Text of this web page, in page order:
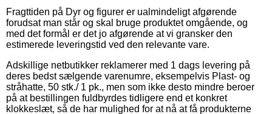
Fragttiden på Dyr og figurer er ualmindeligt afgørende
forudsat man står og skal bruge produktet omgående, og
med det formål er det jo afgørende at vi gransker den
estimerede leveringstid ved den relevante vare.
Adskillige netbutikker reklamerer med 1 dags levering på
deres bedst sælgende varenumre, eksempelvis Plast- og
stråhatte, 50 stk./ 1 pk., men som ikke desto mindre beroer
på at bestillingen fuldbyrdes tidligere end et konkret
klokkeslæt, så de har mulighed for at nå at få produkterne